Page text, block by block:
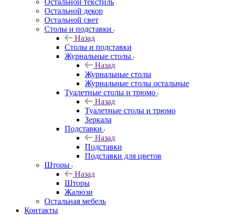
Остальной текстиль
Остальной декор
Остальной свет
Столы и подставки
Назад
Столы и подставки
Журнальные столы
Назад
Журнальные столы
Журнальные столы остальные
Туалетные столы и трюмо
Назад
Туалетные столы и трюмо
Зеркала
Подставки
Назад
Подставки
Подставки для цветов
Шторы
Назад
Шторы
Жалюзи
Остальная мебель
Контакты